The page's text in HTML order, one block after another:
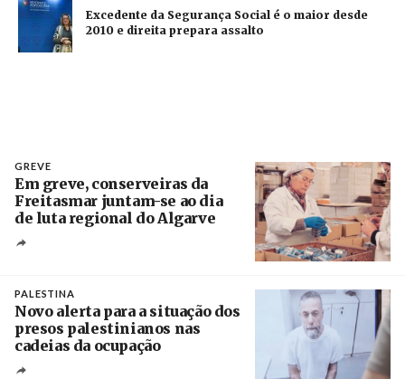
Excedente da Segurança Social é o maior desde
2010 e direita prepara assalto
GREVE
Em greve, conserveiras da
Freitasmar juntam-se ao dia
de luta regional do Algarve
PALESTINA
Novo alerta para a situação dos
presos palestinianos nas
cadeias da ocupação